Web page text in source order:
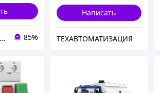
ТОО Rubilon-поставщик №1 85%
Написать
ТЕХАВТОМАТИЗАЦИЯ